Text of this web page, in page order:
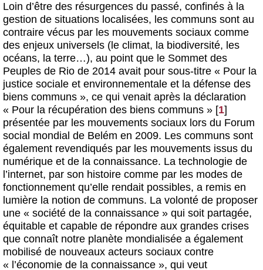
Loin d’être des résurgences du passé, confinés à la
gestion de situations localisées, les communs sont au
contraire vécus par les mouvements sociaux comme
des enjeux universels (le climat, la biodiversité, les
océans, la terre…), au point que le Sommet des
Peuples de Rio de 2014 avait pour sous-titre « Pour la
justice sociale et environnementale et la défense des
biens communs », ce qui venait après la déclaration
« Pour la récupération des biens communs » [1]
présentée par les mouvements sociaux lors du Forum
social mondial de Belém en 2009. Les communs sont
également revendiqués par les mouvements issus du
numérique et de la connaissance. La technologie de
l’internet, par son histoire comme par les modes de
fonctionnement qu’elle rendait possibles, a remis en
lumière la notion de communs. La volonté de proposer
une « société de la connaissance » qui soit partagée,
équitable et capable de répondre aux grandes crises
que connaît notre planète mondialisée a également
mobilisé de nouveaux acteurs sociaux contre
« l’économie de la connaissance », qui veut